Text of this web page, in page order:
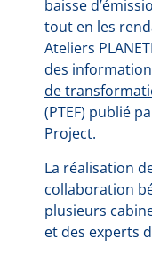
baisse
tout en les
Ateliers
des
de
(PTEF) publié
Project.
La réalisation
collaboration
plusieurs
et des experts